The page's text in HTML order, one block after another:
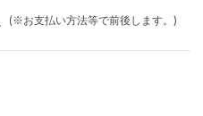
(※お支払い方法等で前後します。)